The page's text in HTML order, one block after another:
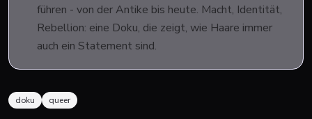
führen - von der Antike bis heute. Macht, Identität,
Rebellion: eine Doku, die zeigt, wie Haare immer
auch ein Statement sind.
doku queer